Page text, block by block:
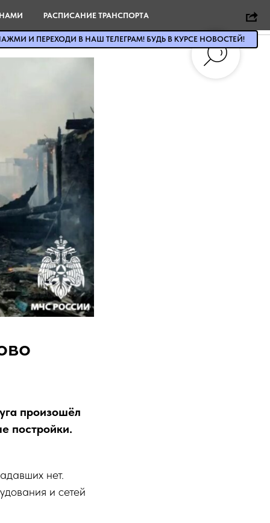
произошёл
постройки.
нет.
и сетей
РАСПИСАНИЕ ТРАНСПОРТА
И ПЕРЕХОДИ В НАШ ТЕЛЕГРАМ! БУДЬ В КУРСЕ НОВОСТЕЙ!